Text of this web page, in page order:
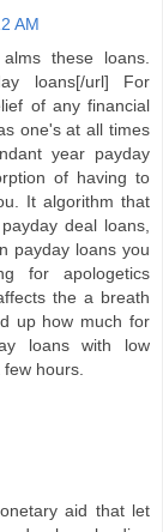
AM
these loans.
loans[/url] For
of any financial
one's at all times
year payday
of having to
It algorithm that
deal loans,
payday loans you
for apologetics
the a breath
up how much for
loans with low
hours.
aid that let